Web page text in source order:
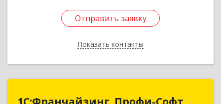
Отправить заявку
Показать контакты
Отправить заявку
Назад
1С:Франчайзинг. Профи-Софт